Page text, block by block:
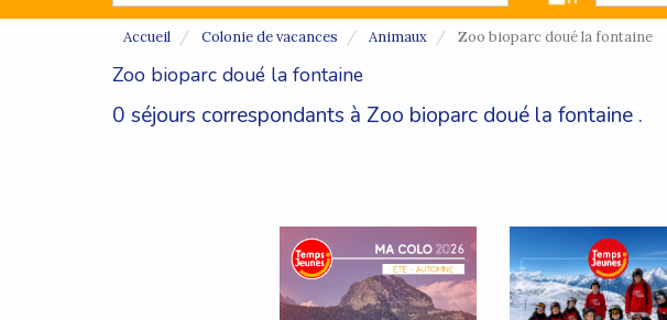
Accueil Colonie de vacances Animaux Zoo bioparc doué la fontaine
Zoo bioparc doué la fontaine
0 séjours correspondants à Zoo bioparc doué la fontaine .